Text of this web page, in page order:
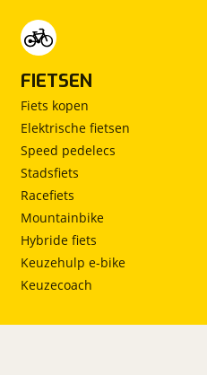
FIETSEN
Fiets kopen
Elektrische fietsen
Speed pedelecs
Stadsfiets
Racefiets
Mountainbike
Hybride fiets
Keuzehulp e-bike
Keuzecoach